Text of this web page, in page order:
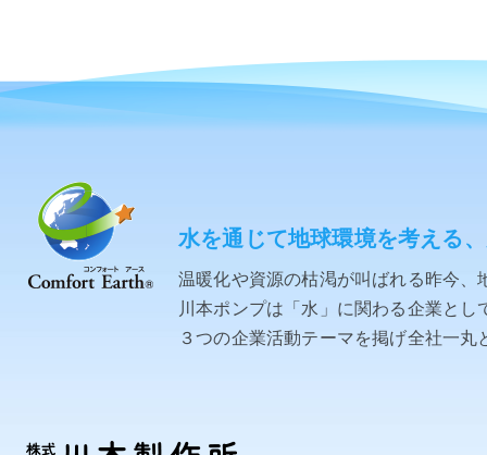
水を通じて地球環境を考える
温暖化や資源の枯渇が叫ばれる昨今
川本ポンプは「水」に関わる企業と
３つの企業活動テーマを掲げ全社一